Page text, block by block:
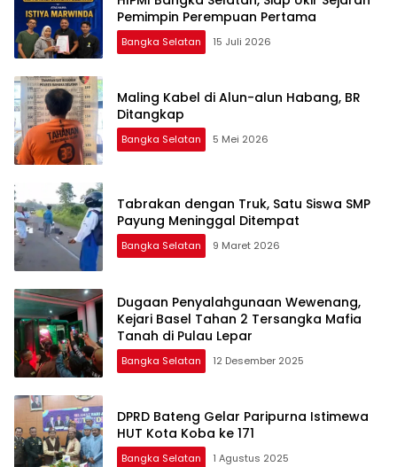
Pemimpin Perempuan Pertama
Bangka Selatan 15 Juli 2026
Maling Kabel di Alun-alun Habang, BR
Ditangkap
Bangka Selatan 5 Mei 2026
Tabrakan dengan Truk, Satu Siswa SMP
Payung Meninggal Ditempat
Bangka Selatan 9 Maret 2026
Dugaan Penyalahgunaan Wewenang,
Kejari Basel Tahan 2 Tersangka Mafia
Tanah di Pulau Lepar
Bangka Selatan 12 Desember 2025
DPRD Bateng Gelar Paripurna Istimewa
HUT Kota Koba ke 171
Bangka Selatan 1 Agustus 2025